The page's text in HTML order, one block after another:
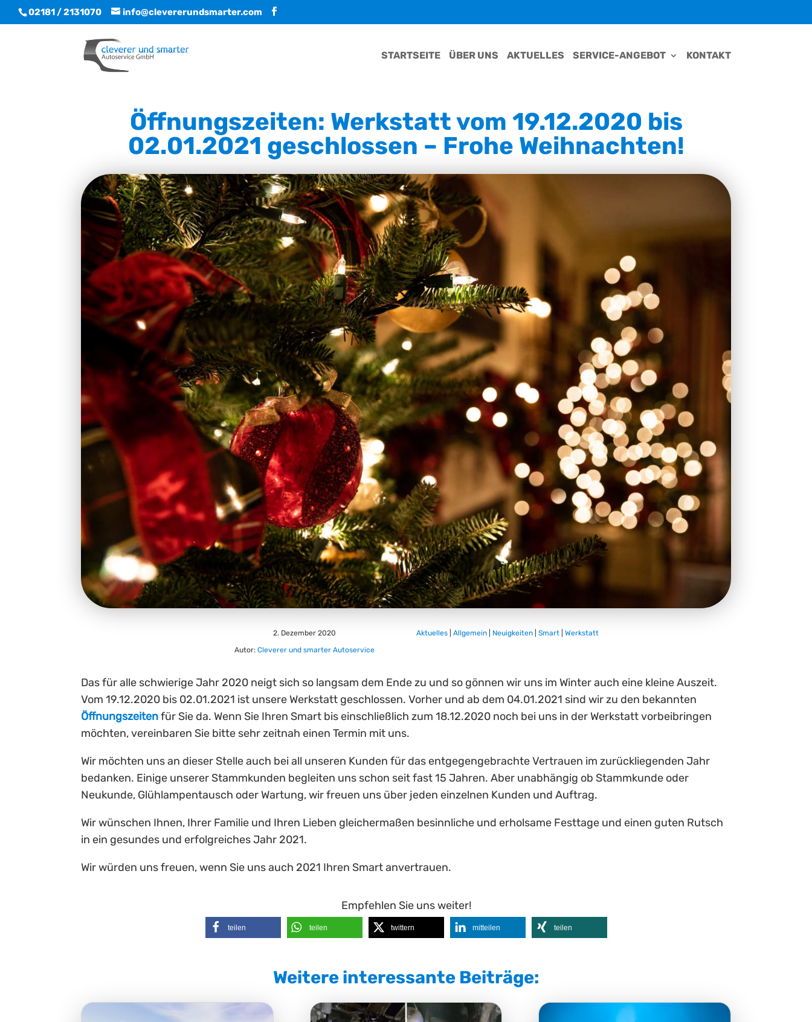
02181 / 2131070 info@clevererundsmarter.com
STARTSEITE ÜBER UNS AKTUELLES SERVICE-ANGEBOT KONTAKT
Öffnungszeiten: Werkstatt vom 19.12.2020 bis
02.01.2021 geschlossen – Frohe Weihnachten!
2. Dezember 2020
Autor: Cleverer und smarter Autoservice
Aktuelles Allgemein Neuigkeiten Smart Werkstatt
Das für alle schwierige Jahr 2020 neigt sich so langsam dem Ende zu und so gönnen wir uns im Winter auch eine kleine Auszeit.
Vom 19.12.2020 bis 02.01.2021 ist unsere Werkstatt geschlossen. Vorher und ab dem 04.01.2021 sind wir zu den bekannten
Öffnungszeiten für Sie da. Wenn Sie Ihren Smart bis einschließlich zum 18.12.2020 noch bei uns in der Werkstatt vorbeibringen
möchten, vereinbaren Sie bitte sehr zeitnah einen Termin mit uns.
Wir möchten uns an dieser Stelle auch bei all unseren Kunden für das entgegengebrachte Vertrauen im zurückliegenden Jahr
bedanken. Einige unserer Stammkunden begleiten uns schon seit fast 15 Jahren. Aber unabhängig ob Stammkunde oder
Neukunde, Glühlampentausch oder Wartung, wir freuen uns über jeden einzelnen Kunden und Auftrag.
Wir wünschen Ihnen, Ihrer Familie und Ihren Lieben gleichermaßen besinnliche und erholsame Festtage und einen guten Rutsch
in ein gesundes und erfolgreiches Jahr 2021.
Wir würden uns freuen, wenn Sie uns auch 2021 Ihren Smart anvertrauen.
Empfehlen Sie uns weiter!
teilen teilen twittern mitteilen teilen
Weitere interessante Beiträge: